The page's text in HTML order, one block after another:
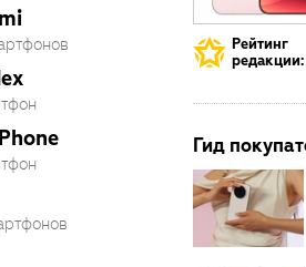
Рейтинг
редакции:
Гид